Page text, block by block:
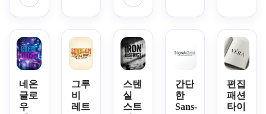
디오
조명,
프리
미엄
편집
분위
기,
선명
한 가
같은
선명
도,
미니
멀한
럭셔
어 보
세요.
표현
력이
풍부
한 손
으로
그린
스트
러운
데이
트 스
의 조
명,
우아
질감,
어두
운 그
라데
이션
배경,
충격
이 강
네온
글로
우
그루
비
레트
스텐
실
스트
간단
한
Sans-
편집
패션
타이